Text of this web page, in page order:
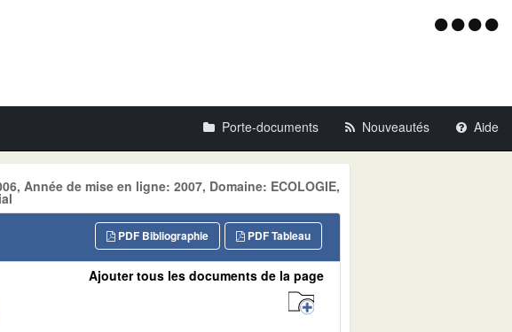
Menu
Porte-documents Nouveautés Aide
Année de mise en ligne: 2007, Domaine: ECOLOGIE,
PDF Tableau
PDF Bibliographie
Ajouter tous les documents de la page